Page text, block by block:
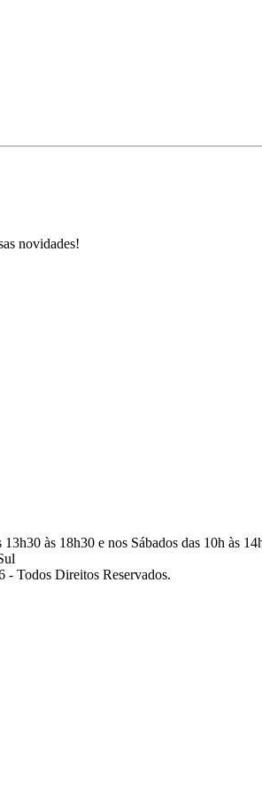
novidades!
às 18h30 e nos Sábados das 10h às
Todos Direitos Reservados.